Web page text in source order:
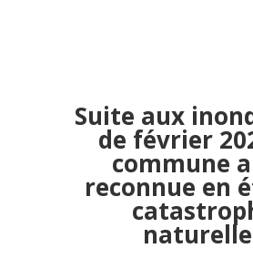
Suite aux
de février
commune
reconnue en